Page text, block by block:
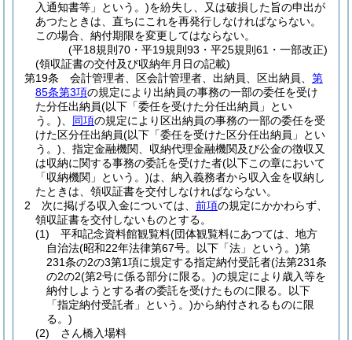
入通知書等」という。)を紛失し、又は破損した旨の申出が
あつたときは、直ちにこれを再発行しなければならない。
この場合、納付期限を変更してはならない。
(平18規則70・平19規則93・平25規則61・一部改正)
(領収証書の交付及び収納年月日の記載)
第19条
会計管理者、区会計管理者、出納員、区出納員、 第
85条第3項の規定により出納員の事務の一部の委任を受け
た分任出納員(以下「委任を受けた分任出納員」とい
う。)
同項の規定により区出納員の事務の一部の委任を受
けた区分任出納員(以下「委任を受けた区分任出納員」とい
う。) 、指定金融機関、収納代理金融機関及び公金の徴収又
は収納に関する事務の委託を受けた者(以下この章において
「収納機関」という。)は、納入義務者から収入金を収納し
たときは、領収証書を交付しなければならない。
2
次に掲げる収入金については、 前項の規定にかかわらず、
領収証書を交付しないものとする。
(1)
平和記念資料館観覧料(団体観覧料にあつては、地方
自治法(昭和22年法律第67号。以下「法」という。)第
231条の2の3第1項に規定する指定納付受託者(法第231条
の2の2(第2号に係る部分に限る。)の規定により歳入等を
納付しようとする者の委託を受けたものに限る。以下
「指定納付受託者」という。)から納付されるものに限
る。)
(2)
さん橋入場料